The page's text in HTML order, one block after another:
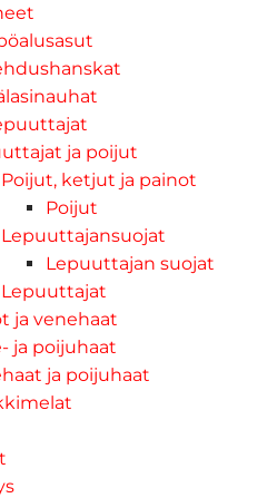
ja poijut
Poijut, ketjut ja painot
Poijut
Lepuuttajansuojat
Lepuuttajan suojat
Lepuuttajat
ja venehaat
ja poijuhaat
ja poijuhaat